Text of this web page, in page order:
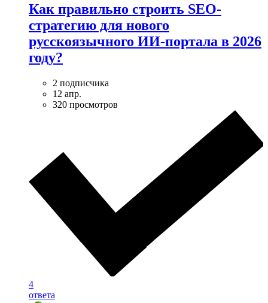
Как правильно строить SEO-
стратегию для нового
русскоязычного ИИ-портала в 2026
году?
2 подписчика
12 апр.
320 просмотров
4
ответа